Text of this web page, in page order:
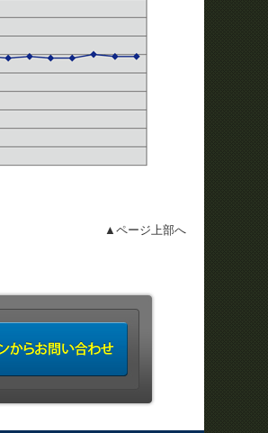
▲ページ上部へ